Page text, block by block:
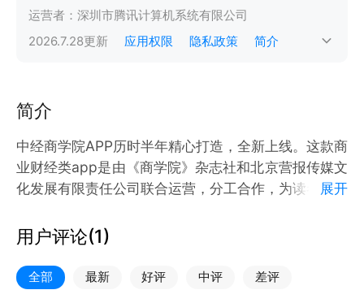
运营者： 深圳市腾讯计算机系统有限公司
2026.7.28更新 应用权限 隐私政策 简介
简介
中经商学院APP历时半年精心打造，全新上线。这款商
业财经类app是由《商学院》杂志社和北京营报传媒文
化发展有限责任公司联合运营，分工合作，为读者带来
习、智慧经营、达善社会的理念，以传播商业新知为己
任，提供一切对管理有益的方法、工具和理念，是管理
他人和企业的有效指南。 1、精选前沿商业资讯----敏
捷触达 在信息浪潮里以商学院的价值判断力，将每日
展开
用户评论(1)
全部 最新 好评 中评 差评